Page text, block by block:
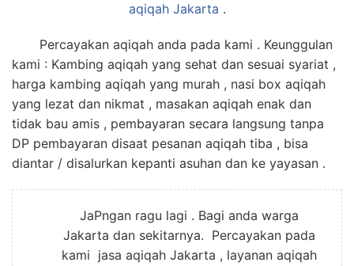
aqiqah Jakarta .
Percayakan aqiqah anda pada kami . Keunggulan
kami : Kambing aqiqah yang sehat dan sesuai syariat ,
harga kambing aqiqah yang murah , nasi box aqiqah
yang lezat dan nikmat , masakan aqiqah enak dan
tidak bau amis , pembayaran secara langsung tanpa
DP pembayaran disaat pesanan aqiqah tiba , bisa
diantar / disalurkan kepanti asuhan dan ke yayasan .
JaPngan ragu lagi . Bagi anda warga
Jakarta dan sekitarnya. Percayakan pada
kami jasa aqiqah Jakarta , layanan aqiqah